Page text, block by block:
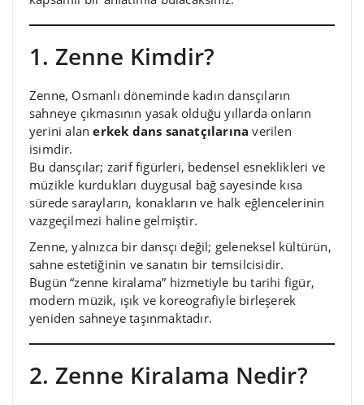
1. Zenne Kimdir?
Zenne, Osmanlı döneminde kadın dansçıların
sahneye çıkmasının yasak olduğu yıllarda onların
yerini alanerkek dans sanatçılarına verilen
isimdir.
Bu dansçılar; zarif figürleri, bedensel esneklikleri ve
müzikle kurdukları duygusal bağ sayesinde kısa
sürede sarayların, konakların ve halk eğlencelerinin
vazgeçilmezi haline gelmiştir.
Zenne, yalnızca bir dansçı değil; geleneksel kültürün,
sahne estetiğinin ve sanatın bir temsilcisidir.
Bugün “zenne kiralama” hizmetiyle bu tarihi figür,
modern müzik, ışık ve koreografiyle birleşerek
yeniden sahneye taşınmaktadır.
2. Zenne Kiralama Nedir?